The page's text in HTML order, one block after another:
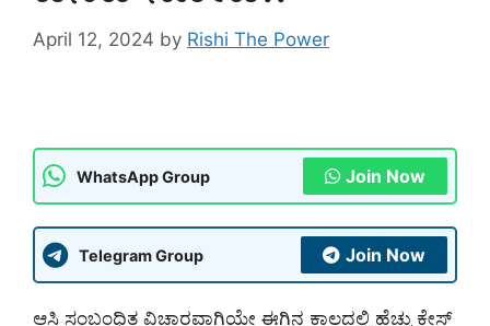
April 12, 2024 by Rishi The Power
WhatsApp Group Join Now
Telegram Group Join Now
ಆಸ್ತಿ ಸಂಬಂಧಿತ ವಿಚಾರವಾಗಿಯೇ ಈಗಿನ ಕಾಲದಲ್ಲಿ ಹೆಚ್ಚು ಕೇಸ್